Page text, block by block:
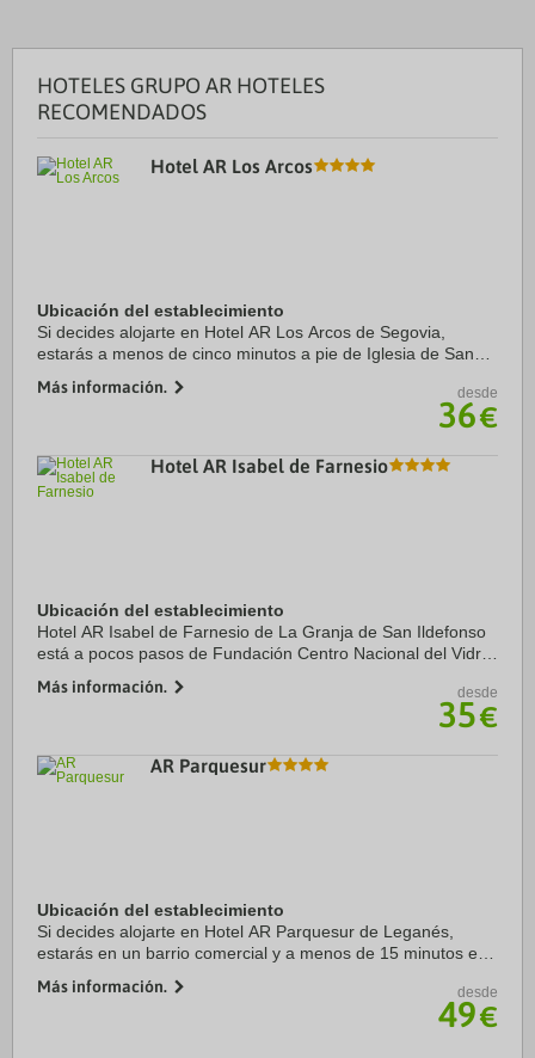
HOTELES GRUPO AR HOTELES
RECOMENDADOS
Hotel AR Los Arcos
Ubicación del establecimiento
Si decides alojarte en Hotel AR Los Arcos de Segovia,
estarás a menos de cinco minutos a pie de Iglesia de San
encuentra a 1 km de Aerodifusion ...
Más información. desde
36€
Hotel AR Isabel de Farnesio
Ubicación del establecimiento
Hotel AR Isabel de Farnesio de La Granja de San Ildefonso
está a pocos pasos de Fundación Centro Nacional del Vidrio
Además, este hotel con spa se ...
Más información. desde
35€
AR Parquesur
Ubicación del establecimiento
Si decides alojarte en Hotel AR Parquesur de Leganés,
estarás en un barrio comercial y a menos de 15 minutos en
Además, este hotel se encuentra a 12,2 km ...
Más información. desde
49€